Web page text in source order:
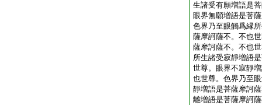
生諸受有願増語是
眼界無願増語是菩
色界乃至眼觸爲縁
薩摩訶薩不。不也
薩摩訶薩不。不也
所生諸受寂靜増語
世尊。眼界不寂靜
也世尊。色界乃至
靜増語是菩薩摩訶
離増語是菩薩摩訶